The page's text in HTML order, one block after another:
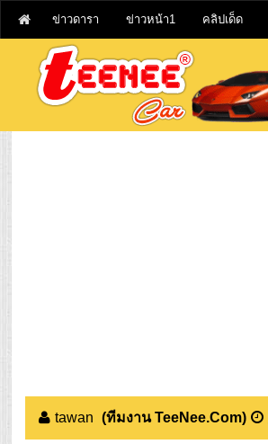
ข่าวดารา ข่าวหน้า1 คลิปเด็ด
tawan (ทีมงาน TeeNee.Com)